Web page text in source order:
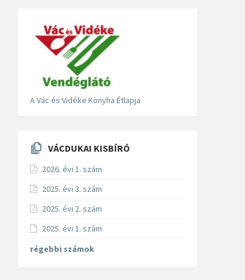
A Vác és Vidéke Konyha Étlapja
VÁCDUKAI KISBÍRÓ
2026. évi 1. szám
2025. évi 3. szám
2025. évi 2. szám
2025. évi 1. szám
régebbi számok